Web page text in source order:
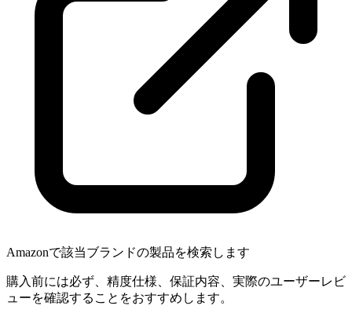
Amazonで該当ブランドの製品を検索します
購入前には必ず、精度仕様、保証内容、実際のユーザーレビ
ューを確認することをおすすめします。